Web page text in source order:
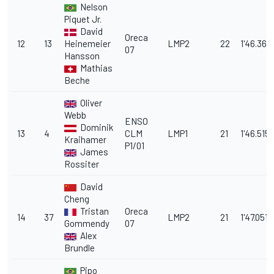
12 13
Nelson
Piquet Jr.
David
Heinemeier
Hansson
Mathias
Beche
Oreca
07
LMP2 22 1'46.366
13 4
Oliver
Webb
Dominik
Kraihamer
James
Rossiter
ENSO
CLM
P1/01
LMP1 21 1'46.515
14 37
David
Cheng
Tristan
Gommendy
Alex
Brundle
Oreca
07
LMP2 21 1'47.051
Pipo